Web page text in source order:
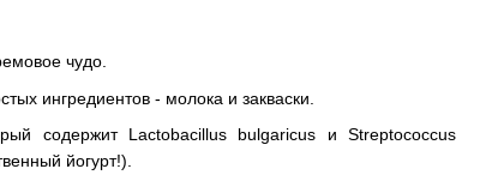
чудо.
ингредиентов - молока и закваски.
содержит Lactobacillus bulgaricus и Streptococcus
йогурт!).